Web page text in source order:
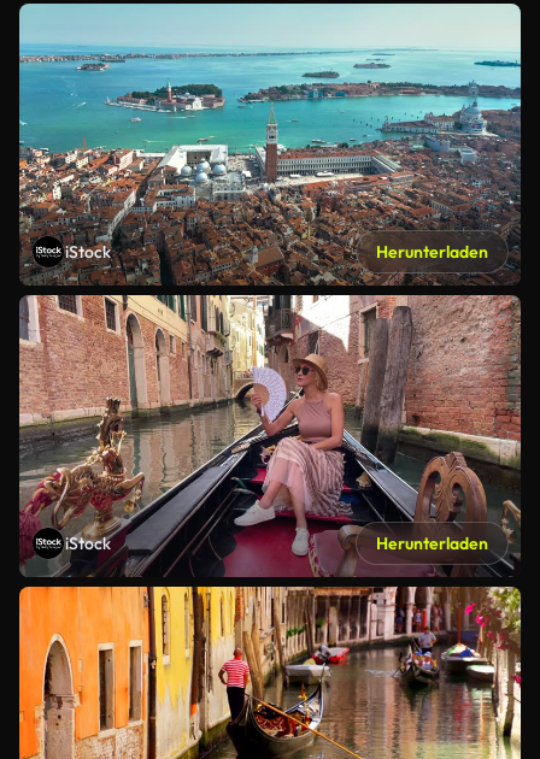
iStock Herunterladen
iStock Herunterladen